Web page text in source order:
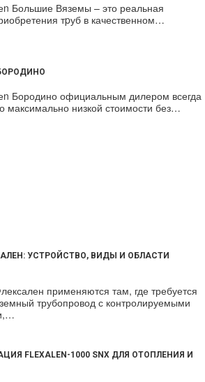
Большие Вяземы – это реальная
тpуб в качественном…
Бородино официальным дилером всегда
максимально низкой стоимости без…
УСТРОЙСТВО, ВИДЫ И ОБЛАСТИ
применяются там, где требуется
трубопровод с контролируемыми
FLEXALEN-1000 SNX ДЛЯ ОТОПЛЕНИЯ И